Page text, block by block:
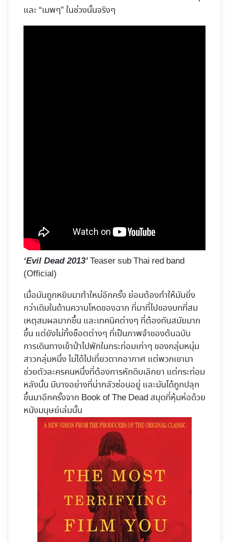
และ “เมพๆ” ในช่วงนั้นจริงๆ
‘Evil Dead 2013’ Teaser sub Thai red band
(Official)
เมื่อมันถูกหยิบมาทำใหม่อีกครั้ง ย่อมต้องทำให้มันยิ่ง
กว่าเดิมในด้านความโหดของฉาก ที่มาที่ไปของบทที่สม
เหตุสมผลมากขึ้น และเทคนิคต่างๆ ที่ต้องทันสมัยมาก
ขึ้น แต่ยังไม่ทิ้งช็อตต่างๆ ที่เป็นภาพจำของต้นฉบับ
การเดินทางเข้าป่าไปพักในกระท่อมเก่าๆ ของกลุ่มหนุ่ม
สาวกลุ่มหนึ่ง ไม่ได้ไปเที่ยวตากอากาศ แต่พวกเขามา
ช่วยตัวละครคนหนึ่งที่ต้องการหักดิบเลิกยา แต่กระท่อม
หลังนั้น มีบางอย่างที่น่ากลัวซ่อนอยู่ และมันได้ถูกปลุก
ขึ้นมาอีกครั้งจาก Book of The Dead สมุดที่หุ้มห่อด้วย
หนังมนุษย์เล่มนั้น